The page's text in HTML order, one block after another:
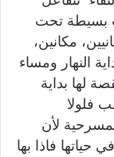
بسيطة تحت
مكانين،
النهار ومساء
لها بداية
فلولا
لأن
حياتها فاذا بها